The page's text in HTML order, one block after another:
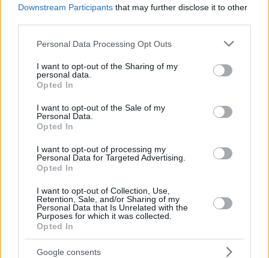
Downstream Participants that may further disclose it to other
Please note that this website/app uses one or more Google
not limited to your visit or usage behaviour. You may click to
grant or deny consent to Google and its third-party tags to
use your data for below specified purposes in below Google
consent section.
Personal Data Processing Opt Outs
I want to opt-out of the Sharing of my
personal data.
Opted In
I want to opt-out of the Sale of my
Personal Data.
Opted In
I want to opt-out of processing my
Personal Data for Targeted Advertising.
Opted In
I want to opt-out of Collection, Use,
Retention, Sale, and/or Sharing of my
Personal Data that Is Unrelated with the
Purposes for which it was collected.
Opted In
Google consents